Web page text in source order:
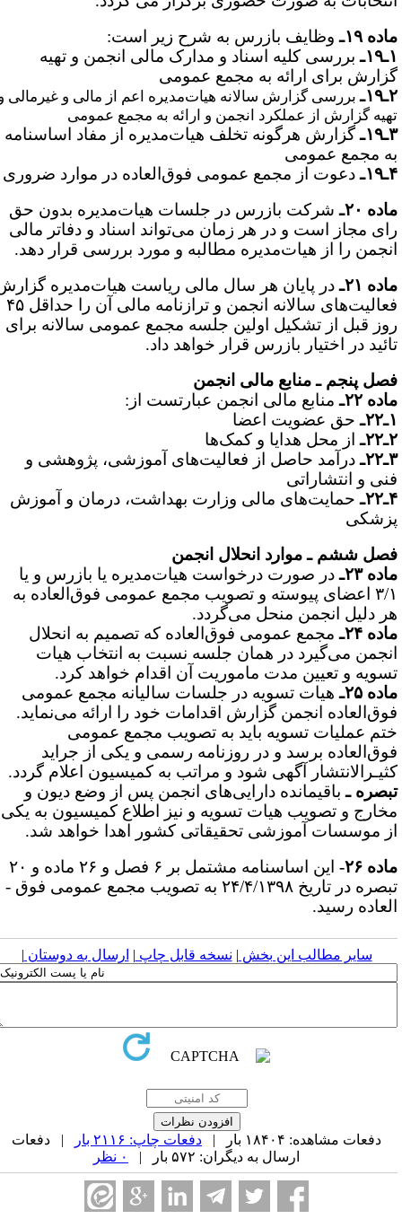
۱۹ـ
وظایف بازرس به شرح زیر است:
بررسی کلیه اسناد و مدارک مالی انجمن و تهیه
برای ارائه به مجمع عمومی
بررسی گزارش سالانه هیات‌مدیره اعم از مالی و غیرمالی و
گزارش از عملکرد انجمن و ارائه به مجمع عمومی
گزارش هرگونه تخلف هیات‌مدیره از مفاد اساسنامه
مجمع عمومی
دعوت از مجمع عمومی فوق‌العاده در موارد ضروری
۲۰ـ
شرکت بازرس در جلسات هیات‌مدیره بدون حق
مجاز است و در هر زمان می‌تواند اسناد و دفاتر مالی
را از هیات‌مدیره مطالبه و مورد بررسی قرار دهد.
۲۱ـ
در پایان هر سال مالی ریاست هیات‌مدیره گزارش
فعالیت‌های سالانه انجمن و ترازنامه مالی آن را حداقل ۴۵
قبل از تشکیل اولین جلسه مجمع عمومی سالانه برای
در اختیار بازرس قرار خواهد داد.
پنجم ـ منابع مالی انجمن
۲۲ـ
منابع مالی انجمن عبارتست از:
حق عضویت اعضا
از محل هدایا و کمک‌ها
درآمد حاصل از فعالیت‌های آموزشی، پژوهشی و
و انتشاراتی
حمایت‌های مالی وزارت بهداشت، درمان و آموزش
ششم ـ موارد انحلال انجمن
۲۳ـ
در صورت درخواست هیات‌مدیره یا بازرس و یا
۳/۱ اعضای پیوسته و تصویب مجمع عمومی فوق‌العاده به
دلیل انجمن منحل می‌گردد.
۲۴ـ
مجمع عمومی فوق‌العاده که تصمیم به انحلال
می‌گیرد در همان جلسه نسبت به انتخاب هیات‌
و تعیین مدت ماموریت آن اقدام خواهد کرد.
۲۵ـ
هیات تسویه در جلسات سالیانه مجمع عمومی
انجمن گزارش اقدامات خود را ارائه می‌نماید.
عملیات تسویه باید به تصویب مجمع عمومی
برسد و در روزنامه رسمی و یکی از جراید
آگهی شود و مراتب به کمیسیون اعلام گردد.
ـباقیمانده دارایی‌های انجمن پس از وضع دیون و
و تصویب هیات تسویه و نیز اطلاع کمیسیون به یکی
موسسات آموزشی‌ تحقیقاتی کشور اهدا خواهد شد.
۲۶-
این اساسنامه مشتمل بر ۶ فصل و ۲۶ ماده و ۲۰
تبصره در تاریخ ۲۴/۴/۱۳۹۸ به تصویب مجمع عمومی فوق ­
رسید.
سایر مطالب این بخش | نسخه قابل چاپ| ارسال به دوستان|
دفعات مشاهده: ۱۸۴۰۴ بار | دفعات چاپ: ۲۱۱۶ بار
| دفعات
ارسال به دیگران: ۵۷۲ بار |